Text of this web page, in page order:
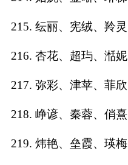
215. 纭丽、宪绒、羚灵
216. 杏花、超玙、湉妮
217. 弥彩、津苹、菲欣
218. 峥谚、秦蓉、俏熹
219. 炜艳、垒霞、瑛梅